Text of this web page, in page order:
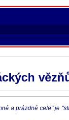
a prázdné cele" je